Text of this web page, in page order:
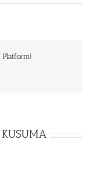
KUSUMA